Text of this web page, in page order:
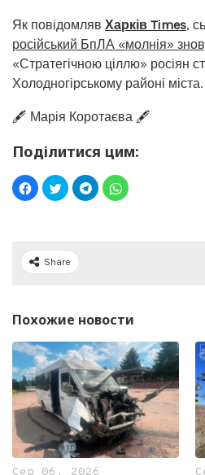
Як повідомляв Харків Times,
російський БпЛА «молнія»
«Стратегічною ціллю» росіян
Холодногірському районі міста.
🖋️ Марія Коротаєва 🖋️
Поділитися цим:
Share
Похожие новости